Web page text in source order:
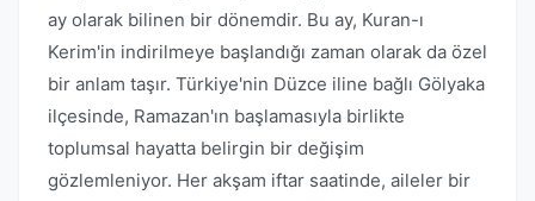
ay olarak bilinen bir dönemdir. Bu ay, Kuran-ı
Kerim'in indirilmeye başlandığı zaman olarak da özel
bir anlam taşır. Türkiye'nin Düzce iline bağlı Gölyaka
ilçesinde, Ramazan'ın başlamasıyla birlikte
toplumsal hayatta belirgin bir değişim
gözlemleniyor. Her akşam iftar saatinde, aileler bir